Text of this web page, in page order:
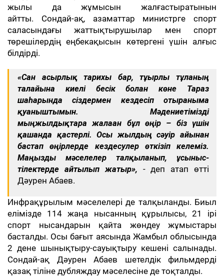
жылы да жұмысын жалғастыратынын
айтты. Сондай-ақ, азаматтар министрге спорт
саласындағы жаттықтырушылар мен спорт
төрешілердің еңбекақысын көтергені үшін алғыс
білдірді.
«Сан ғасырлық тарихы бар, тұғырлы тұлғаның
талайына киелі бесік болған көне Тараз
шаһарында сіздермен кездесіп отырғаныма
қуаныштымын. Мәдениетімізді
мыңжылдықтарға жалғаған бұл өңір – біз үшін
қашанда қастерлі. Осы жылдың сәуір айынан
бастап өңірлерде кездесулер өткізіп келеміз.
Маңызды мәселелер талқыланып, ұсыныс-
тілектерде айтылып жатыр», - деп атап өтті
Дәурен Абаев.
Инфрақұрылым мәселелері де талқыланды. Биыл
елімізде 114 жаңа нысанның құрылысы, 21 ірі
спорт нысандарын қайта жөндеу жұмыстары
басталды. Осы бағыт аясында Жамбыл облысында
2 дене шынықтыру-сауықтыру кешені салынады.
Сондай-ақ Дәурен Абаев шетелдік фильмдерді
қазақ тіліне дубляждау мәселесіне де тоқталды.